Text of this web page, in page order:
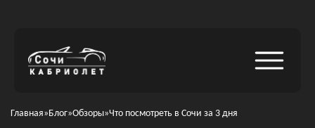
Главная»Блог»Обзоры»Что посмотреть в Сочи за 3 дня